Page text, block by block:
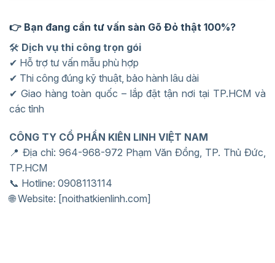
👉 Bạn đang cần tư vấn sàn Gõ Đỏ thật 100%?
🛠️ Dịch vụ thi công trọn gói
✔ Hỗ trợ tư vấn mẫu phù hợp
✔ Thi công đúng kỹ thuật, bảo hành lâu dài
✔ Giao hàng toàn quốc – lắp đặt tận nơi tại TP.HCM và
các tỉnh
CÔNG TY CỔ PHẦN KIÊN LINH VIỆT NAM
📍 Địa chỉ: 964-968-972 Phạm Văn Đồng, TP. Thủ Đức,
TP.HCM
📞 Hotline: 0908113114
🌐 Website: [noithatkienlinh.com]